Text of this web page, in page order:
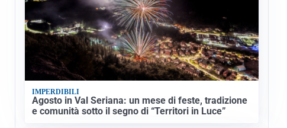
IMPERDIBILI
Agosto in Val Seriana: un mese di feste, tradizione
e comunità sotto il segno di “Territori in Luce”